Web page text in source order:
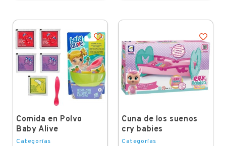
Comida en Polvo
Baby Alive
Categorías
Cuna de los suenos
cry babies
Categorías